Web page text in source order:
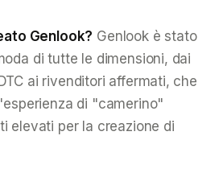
Genlook? Genlook è stato
di tutte le dimensioni, dai
ai rivenditori affermati, che
di "camerino"
elevati per la creazione di